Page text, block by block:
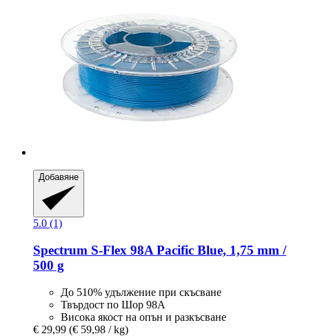
Добавяне
5.0 (1)
Spectrum S-​Flex 98A Pacific Blue, 1,75 mm /
500 g
До 510% удължение при скъсване
Твърдост по Шор 98A
Висока якост на опън и разкъсване
€ 29,99 (€ 59,98 / kg)